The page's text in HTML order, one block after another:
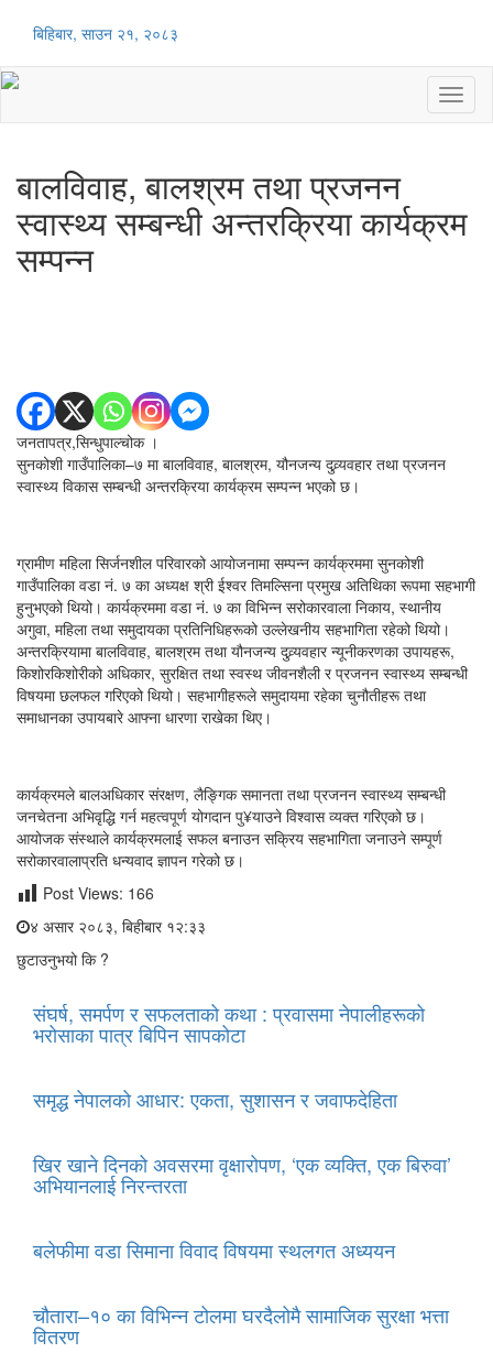
बिहिबार, साउन २१, २०८३
बालविवाह, बालश्रम तथा प्रजनन
स्वास्थ्य सम्बन्धी अन्तरक्रिया कार्यक्रम
सम्पन्न
जनतापत्र,सिन्धुपाल्चोक ।
सुनकोशी गाउँपालिका–७ मा बालविवाह, बालश्रम, यौनजन्य दुव्र्यवहार तथा प्रजनन
स्वास्थ्य विकास सम्बन्धी अन्तरक्रिया कार्यक्रम सम्पन्न भएको छ।
ग्रामीण महिला सिर्जनशील परिवारको आयोजनामा सम्पन्न कार्यक्रममा सुनकोशी
गाउँपालिका वडा नं. ७ का अध्यक्ष श्री ईश्वर तिमल्सिना प्रमुख अतिथिका रूपमा सहभागी
हुनुभएको थियो। कार्यक्रममा वडा नं. ७ का विभिन्न सरोकारवाला निकाय, स्थानीय
अगुवा, महिला तथा समुदायका प्रतिनिधिहरूको उल्लेखनीय सहभागिता रहेको थियो।
अन्तरक्रियामा बालविवाह, बालश्रम तथा यौनजन्य दुव्र्यवहार न्यूनीकरणका उपायहरू,
किशोरकिशोरीको अधिकार, सुरक्षित तथा स्वस्थ जीवनशैली र प्रजनन स्वास्थ्य सम्बन्धी
विषयमा छलफल गरिएको थियो। सहभागीहरूले समुदायमा रहेका चुनौतीहरू तथा
समाधानका उपायबारे आफ्ना धारणा राखेका थिए।
कार्यक्रमले बालअधिकार संरक्षण, लैङ्गिक समानता तथा प्रजनन स्वास्थ्य सम्बन्धी
जनचेतना अभिवृद्धि गर्न महत्वपूर्ण योगदान पु¥याउने विश्वास व्यक्त गरिएको छ।
आयोजक संस्थाले कार्यक्रमलाई सफल बनाउन सक्रिय सहभागिता जनाउने सम्पूर्ण
सरोकारवालाप्रति धन्यवाद ज्ञापन गरेको छ।
Post Views: 166
४ असार २०८३, बिहीबार १२:३३
छुटाउनुभयो कि ?
संघर्ष, समर्पण र सफलताको कथा : प्रवासमा नेपालीहरूको
भरोसाका पात्र बिपिन सापकोटा
समृद्ध नेपालको आधार: एकता, सुशासन र जवाफदेहिता
खिर खाने दिनको अवसरमा वृक्षारोपण, ‘एक व्यक्ति, एक बिरुवा’
अभियानलाई निरन्तरता
बलेफीमा वडा सिमाना विवाद विषयमा स्थलगत अध्ययन
चौतारा–१० का विभिन्न टोलमा घरदैलोमै सामाजिक सुरक्षा भत्ता
वितरण